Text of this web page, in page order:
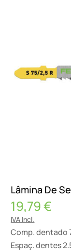
Lâmina De
19,79€
IVA Incl.
Comp. dentado
Espaç. dentes